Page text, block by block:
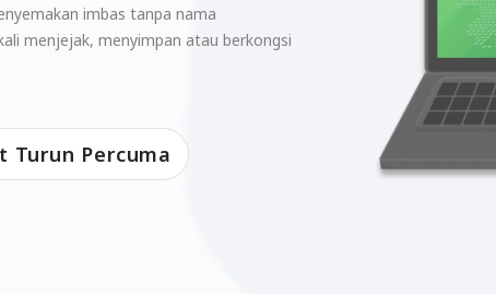
imbas tanpa nama
menjejak, menyimpan atau berkongsi
Turun Percuma